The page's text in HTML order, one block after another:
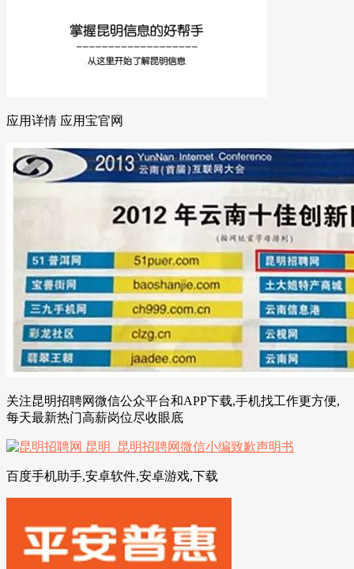
应用详情 应用宝官网
关注昆明招聘网微信公众平台和APP下载,手机找工作更方便,
每天最新热门高薪岗位尽收眼底
百度手机助手,安卓软件,安卓游戏,下载